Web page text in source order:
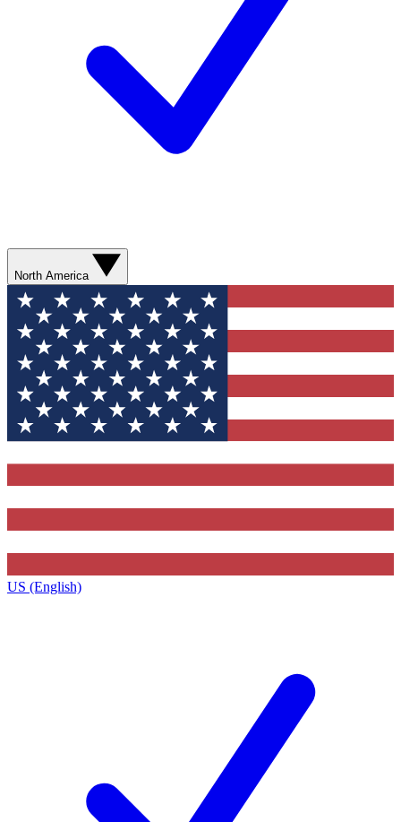
North America
US (English)